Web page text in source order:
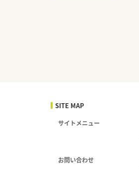
SITE MAP
サイトメニュー
お問い合わせ